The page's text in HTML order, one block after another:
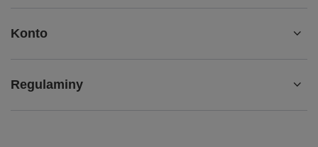
Konto
Regulaminy